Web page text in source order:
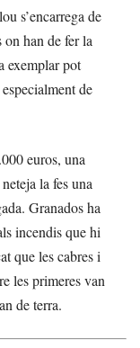
s’encarrega de
han de fer la
exemplar pot
de
euros, una
la fes una
Granados ha
incendis que hi
que les cabres i
les primeres van
de terra.